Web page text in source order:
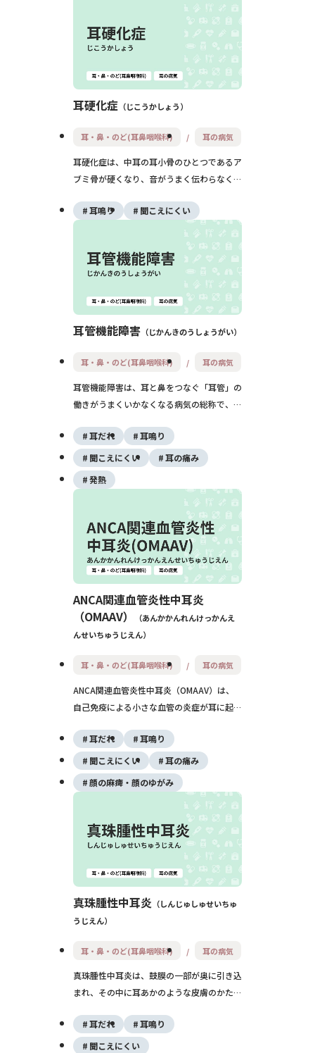
多くは鼓室形成術（耳小骨再建手術）で聴こ
えの改善が期待できます。
耳硬化症 じこうかしょう
耳・鼻・のど(耳鼻咽喉科) 耳の病気
耳硬化症は、中耳の耳小骨のひとつであるア
ブミ骨が硬くなり、音がうまく伝わらなくな
です。主な症状は難聴と耳鳴りで、思春期以
降に両耳または片耳から始まり、手術や補聴
器で聴こえの改善が期待できます。
耳鳴り 聞こえにくい
耳管機能障害 じかんきのうしょうがい
耳・鼻・のど(耳鼻咽喉科) 耳の病気
耳管機能障害は、耳と鼻をつなぐ「耳管」の
働きがうまくいかなくなる病気の総称で、耳
のが特徴です。原因としては鼻炎や副鼻腔
炎、急な体重減少などがあり、放置すると滲
出性中耳炎や難聴につながることもあるた
め、長引く耳の違和感は耳鼻咽喉科での評価
耳だれ
耳鳴り
聞こえにくい
耳の痛み
発熱
ANCA関連血管炎性中耳炎
（OMAAV）
あんかかんれんけっかんえ
んせいちゅうじえん
耳・鼻・のど(耳鼻咽喉科) 耳の病気
ANCA関連血管炎性中耳炎（OMAAV）は、
自己免疫による小さな血管の炎症が耳に起こ
療で良くならない耳の症状や急に進む難聴が
特徴で、早期に見つけてステロイドや免疫抑
制薬で治療することが、聴力と命を守るうえ
でとても大切です。
耳だれ
耳鳴り
聞こえにくい
耳の痛み
顔の麻痺・顔のゆがみ
真珠腫性中耳炎
しんじゅしゅせいちゅ
うじえん
耳・鼻・のど(耳鼻咽喉科) 耳の病気
真珠腫性中耳炎は、鼓膜の一部が奥に引き込
まれ、その中に耳あかのような皮膚のかたま
行する中耳炎です。耳だれや片側の難聴が続
き、進行するとめまい・顔面神経麻痺・髄膜
耳だれ
耳鳴り
聞こえにくい